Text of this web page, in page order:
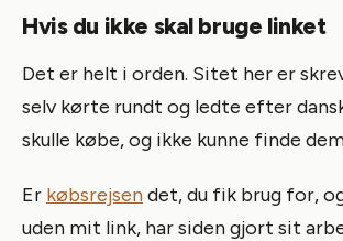
Hvis du ikke skal bruge linket
Det er helt i orden. Sitet her er
selv kørte rundt og ledte efter
skulle købe, og ikke kunne finde
Er købsrejsendet, du fik brug for,
uden mit link, har siden gjort sit